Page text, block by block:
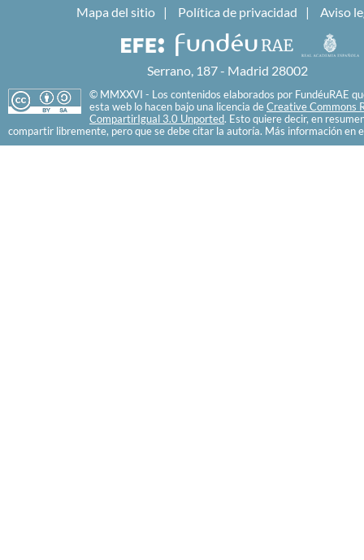
Mapa del sitio Política de privacidad Aviso
Serrano, 187 - Madrid 28002
© MMXXVI - Los contenidos elaborados por FundéuRAE
esta web lo hacen bajo una licencia de Creative Commons
CompartirIgual 3.0 Unported. Esto quiere decir, en
compartir libremente, pero que se debe citar la autoría. Más información en